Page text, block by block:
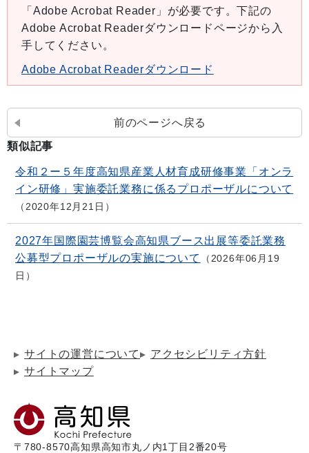
「Adobe Acrobat Reader」が必要です。下記の
Adobe Acrobat Readerダウンロードページから入
手してください。
Adobe Acrobat Readerダウンロード
前のページへ戻る
類似記事
令和２ー５年度高知県産業人材育成研修事業「オンラ
イン研修」実施委託業務に係るプロポーザルについて
2020年12月21日
2027年国際園芸博覧会高知県ブース出展等委託業務
公募型プロポーザルの実施について
2026年06月19
日
サイトの運営について
アクセシビリティ方針
サイトマップ
〒780-8570高知県高知市丸ノ内1丁目2番20号